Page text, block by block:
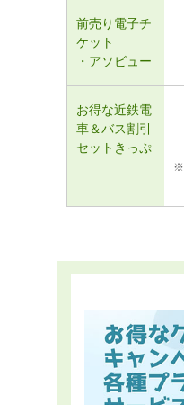
前売り電子チ
ケット
・アソビュー
お得な近鉄電
車＆バス割引
セットきっぷ